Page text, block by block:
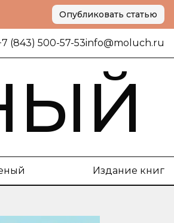
Опубликовать статью
(843) 500-57-53info@moluch.ru
Издание книг